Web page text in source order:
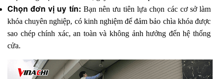
Chọn đơn vị uy tín: Bạn nên ưu tiên lựa chọn các cơ sở làm
khóa chuyên nghiệp, có kinh nghiệm để đảm bảo chìa khóa được
sao chép chính xác, an toàn và không ảnh hưởng đến hệ thống
cửa.